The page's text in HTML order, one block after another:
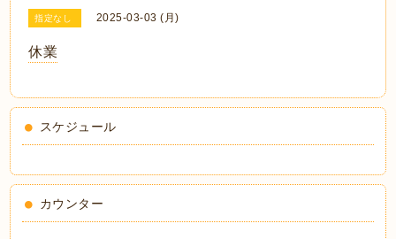
指定なし 2025-03-03 (月)
休業
スケジュール
カウンター